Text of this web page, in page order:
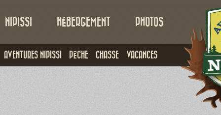
NIPISSI
AVENTURES NIPISSI PÊCHE CHASSE VACANCES
HÉBERGEMENT PHOTOS